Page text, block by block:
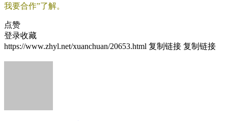
我要合作”了解。
点赞
登录收藏
https://www.zhyl.net/xuanchuan/20653.html 复制链接 复制链接